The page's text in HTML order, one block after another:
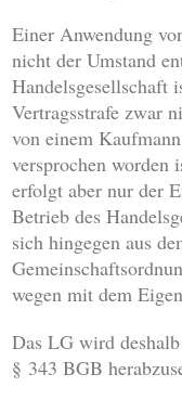
Einer Anwendung
nicht der Umstand
Handelsgesellschaft
Vertragsstrafe zwar
von einem
versprochen worden
erfolgt aber nur der
Betrieb des
sich hingegen aus
wegen mit dem
Das LG wird
§ 343 BGB